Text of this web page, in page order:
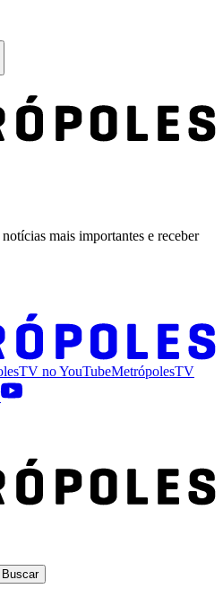
mais importantes e receber
noYouTubeMetrópolesTV
Buscar